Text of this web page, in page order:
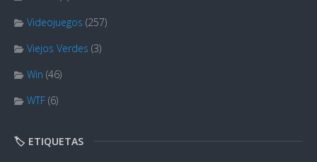
Videojuegos (257)
Viejos Verdes (3)
Win (46)
WTF (6)
🏷️ ETIQUETAS